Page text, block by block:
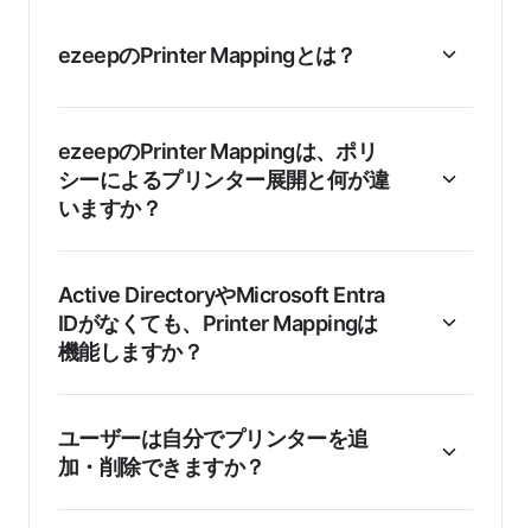
ezeepのPrinter Mappingとは？
ezeepのPrinter Mappingは、ポリ
シーによるプリンター展開と何が違
いますか？
Active DirectoryやMicrosoft Entra
IDがなくても、Printer Mappingは
機能しますか？
ユーザーは自分でプリンターを追
加・削除できますか？